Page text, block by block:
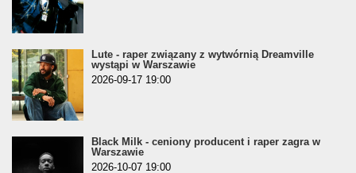
Lute - raper związany z wytwórnią Dreamville
wystąpi w Warszawie
2026-09-17 19:00
Black Milk - ceniony producent i raper zagra w
Warszawie
2026-10-07 19:00